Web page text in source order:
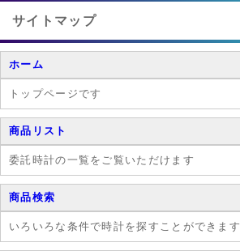
老舗メーカーで
す。
ブ・セントルイ
で単独での大西
初めて成功した
サイトマップ
ホーム
トップページです
商品リスト
委託時計の一覧をご覧いただけます
商品検索
いろいろな条件で時計を探すことができます